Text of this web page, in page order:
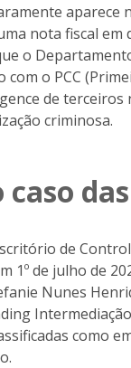
aparece
nota fiscal
o
o PCC
de
criminosa.
de
1º de julho de
Nunes
como